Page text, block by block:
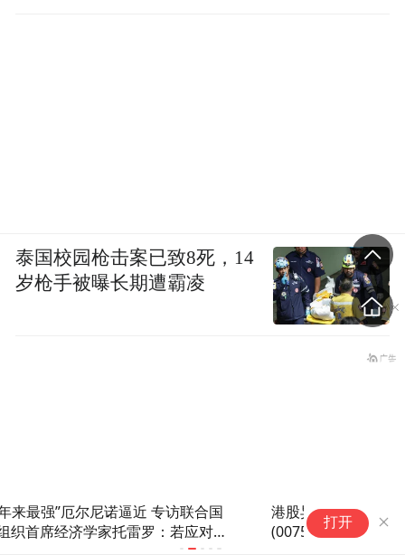
港股异动 | 航空股集体承压 中国国航
(00753)跌超3% 霍尔木兹波澜再起油价跳
打开
泰国校园枪击案已致8死，14
岁枪手被曝长期遭霸凌